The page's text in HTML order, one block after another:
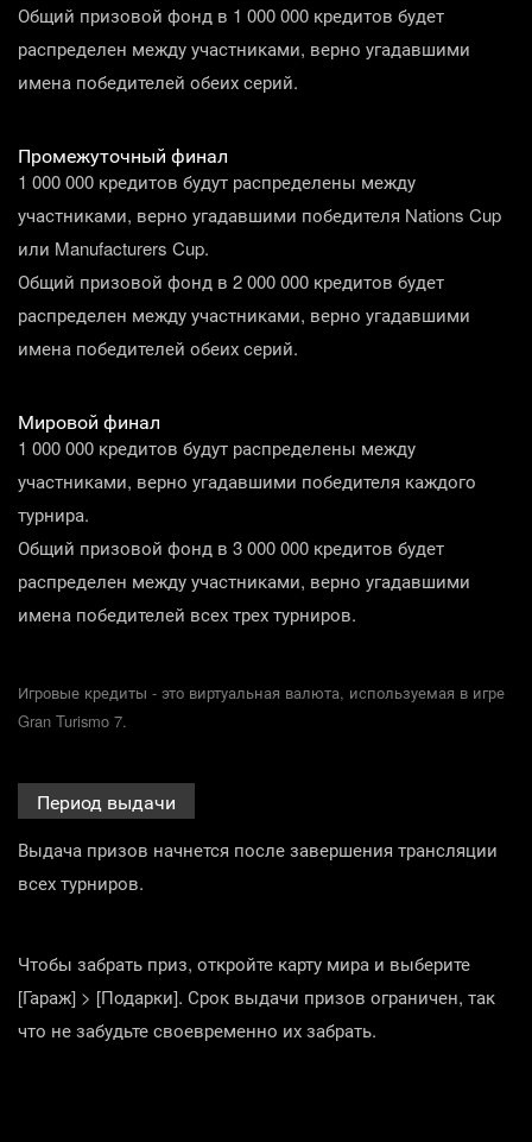
Общий призовой фонд в 1 000 000 кредитов будет
распределен между участниками, верно угадавшими
имена победителей обеих серий.
Промежуточный финал
1 000 000 кредитов будут распределены между
участниками, верно угадавшими победителя Nations Cup
или Manufacturers Cup.
Общий призовой фонд в 2 000 000 кредитов будет
распределен между участниками, верно угадавшими
имена победителей обеих серий.
Мировой финал
1 000 000 кредитов будут распределены между
участниками, верно угадавшими победителя каждого
турнира.
Общий призовой фонд в 3 000 000 кредитов будет
распределен между участниками, верно угадавшими
имена победителей всех трех турниров.
Игровые кредиты - это виртуальная валюта, используемая в игре
Gran Turismo 7.
Период выдачи
Выдача призов начнется после завершения трансляции
всех турниров.
Чтобы забрать приз, откройте карту мира и выберите
[Гараж] > [Подарки]. Срок выдачи призов ограничен, так
что не забудьте своевременно их забрать.